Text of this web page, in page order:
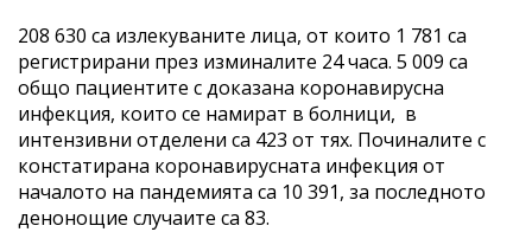
208 630 са излекуваните лица, от които 1 781 са
регистрирани през изминалите 24 часа. 5 009 са
общо пациентите с доказана коронавирусна
инфекция, които се намират в болници, в
интензивни отделени са 423 от тях. Починалите с
констатирана коронавирусната инфекция от
началото на пандемията са 10 391, за последното
денонощие случаите са 83.